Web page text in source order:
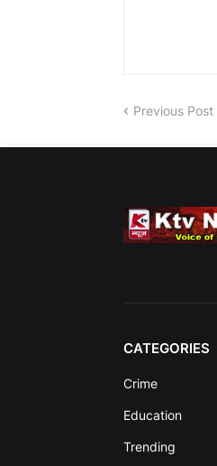
Previous Post
CATEGORIES
Crime
Education
Trending